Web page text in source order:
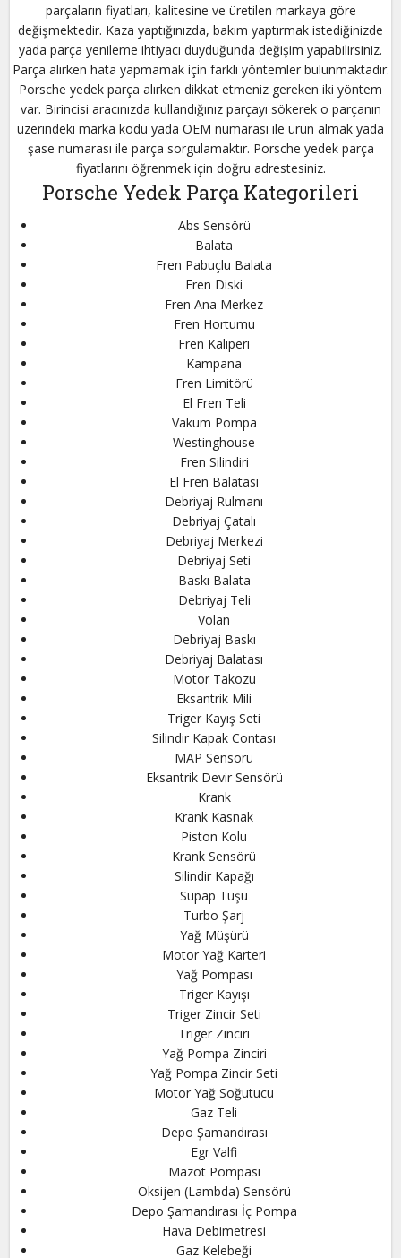
parçaların fiyatları, kalitesine ve üretilen markaya göre
değişmektedir. Kaza yaptığınızda, bakım yaptırmak istediğinizde
yada parça yenileme ihtiyacı duyduğunda değişim yapabilirsiniz.
Parça alırken hata yapmamak için farklı yöntemler bulunmaktadır.
Porsche yedek parça alırken dikkat etmeniz gereken iki yöntem
var. Birincisi aracınızda kullandığınız parçayı sökerek o parçanın
üzerindeki marka kodu yada OEM numarası ile ürün almak yada
şase numarası ile parça sorgulamaktır. Porsche yedek parça
fiyatlarını öğrenmek için doğru adrestesiniz.
Porsche Yedek Parça Kategorileri
Abs Sensörü
Balata
Fren Pabuçlu Balata
Fren Diski
Fren Ana Merkez
Fren Hortumu
Fren Kaliperi
Kampana
Fren Limitörü
El Fren Teli
Vakum Pompa
Westinghouse
Fren Silindiri
El Fren Balatası
Debriyaj Rulmanı
Debriyaj Çatalı
Debriyaj Merkezi
Debriyaj Seti
Baskı Balata
Debriyaj Teli
Volan
Debriyaj Baskı
Debriyaj Balatası
Motor Takozu
Eksantrik Mili
Triger Kayış Seti
Silindir Kapak Contası
MAP Sensörü
Eksantrik Devir Sensörü
Krank
Krank Kasnak
Piston Kolu
Krank Sensörü
Silindir Kapağı
Supap Tuşu
Turbo Şarj
Yağ Müşürü
Motor Yağ Karteri
Yağ Pompası
Triger Kayışı
Triger Zincir Seti
Triger Zinciri
Yağ Pompa Zinciri
Yağ Pompa Zincir Seti
Motor Yağ Soğutucu
Gaz Teli
Depo Şamandırası
Egr Valfi
Mazot Pompası
Oksijen (Lambda) Sensörü
Depo Şamandırası İç Pompa
Hava Debimetresi
Gaz Kelebeği